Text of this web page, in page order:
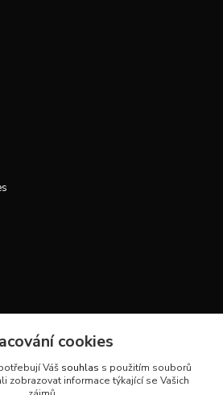
cookies
Váš souhlas s použitím souborů
zobrazovat informace týkající se Vašich